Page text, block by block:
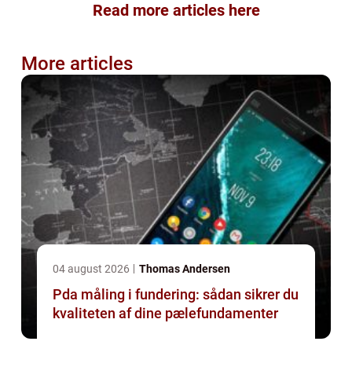
Read more articles here
More articles
04 august 2026 Thomas Andersen
Pda måling i fundering: sådan sikrer du
kvaliteten af dine pælefundamenter